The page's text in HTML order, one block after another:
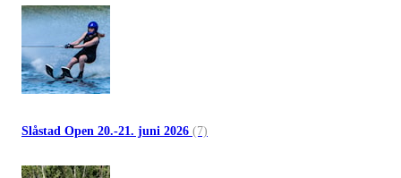
Slåstad Open 20.-21. juni 2026 (7)